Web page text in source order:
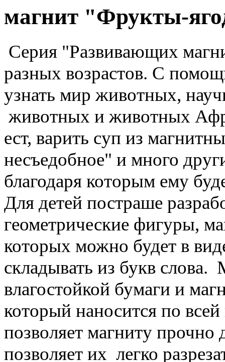
магнит "Фрукты-
Серия "Развивающих
разных возрастов. С
узнать мир животных,
животных и животных
ест, варить суп из
несъедобное" и много
благодаря которым ему
Для детей постраше
геометрические фигуры,
которых можно будет в
складывать из букв слова.
влагостойкой бумаги и
который наносится по
позволяет магниту прочно
позволяет их легко